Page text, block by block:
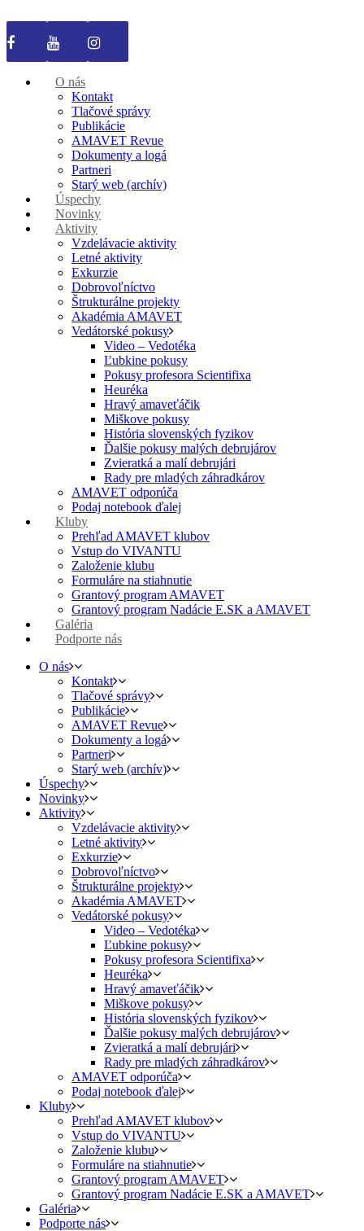
O nás
Kontakt
Tlačové správy
Publikácie
AMAVET Revue
Dokumenty a logá
Partneri
Starý web (archív)
Úspechy
Novinky
Aktivity
Vzdelávacie aktivity
Letné aktivity
Exkurzie
Dobrovoľníctvo
Štrukturálne projekty
Akadémia AMAVET
Vedátorské pokusy
Video – Vedotéka
Ľubkine pokusy
Pokusy profesora Scientifixa
Heuréka
Hravý amaveťáčik
Miškove pokusy
História slovenských fyzikov
Ďalšie pokusy malých debrujárov
Zvieratká a malí debrujári
Rady pre mladých záhradkárov
AMAVET odporúča
Podaj notebook ďalej
Kluby
Prehľad AMAVET klubov
Vstup do VIVANTU
Založenie klubu
Formuláre na stiahnutie
Grantový program AMAVET
Grantový program Nadácie E.SK a AMAVET
Galéria
Podporte nás
O nás
Kontakt
Tlačové správy
Publikácie
AMAVET Revue
Dokumenty a logá
Partneri
Starý web (archív)
Úspechy
Novinky
Aktivity
Vzdelávacie aktivity
Letné aktivity
Exkurzie
Dobrovoľníctvo
Štrukturálne projekty
Akadémia AMAVET
Vedátorské pokusy
Video – Vedotéka
Ľubkine pokusy
Pokusy profesora Scientifixa
Heuréka
Hravý amaveťáčik
Miškove pokusy
História slovenských fyzikov
Ďalšie pokusy malých debrujárov
Zvieratká a malí debrujári
Rady pre mladých záhradkárov
AMAVET odporúča
Podaj notebook ďalej
Kluby
Prehľad AMAVET klubov
Vstup do VIVANTU
Založenie klubu
Formuláre na stiahnutie
Grantový program AMAVET
Grantový program Nadácie E.SK a AMAVET
Galéria
Podporte nás